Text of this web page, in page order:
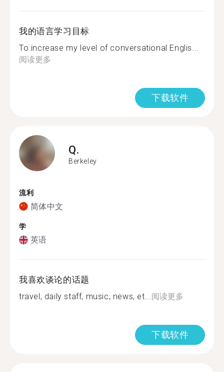
我的语言学习目标
To increase my level of conversational Englis...
阅读更多
下载软件
Q.
Berkeley
流利
简体中文
学
英语
我喜欢谈论的话题
travel, daily staff, music, news, et...阅读更多
下载软件